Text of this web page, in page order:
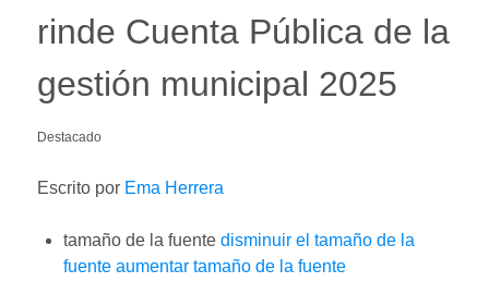
rinde Cuenta Pública de la
gestión municipal 2025
Destacado
Escrito por Ema Herrera
tamaño de la fuente disminuir el tamaño de la
fuente aumentar tamaño de la fuente